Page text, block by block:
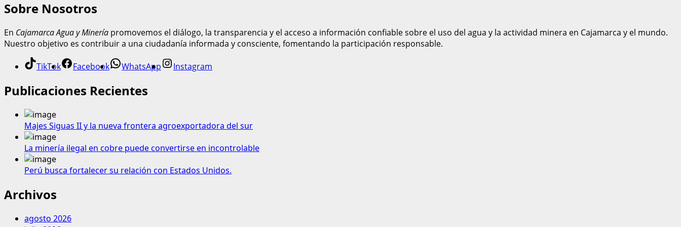
Sobre Nosotros
En Cajamarca Agua y Minería promovemos el diálogo, la transparencia y el acceso a información confiable sobre el uso del agua y la actividad minera en Cajamarca y el mundo.
Nuestro objetivo es contribuir a una ciudadanía informada y consciente, fomentando la participación responsable.
TikTok Facebook WhatsApp Instagram
Publicaciones Recientes
Majes Siguas II y la nueva frontera agroexportadora del sur
La minería ilegal en cobre puede convertirse en incontrolable
Perú busca fortalecer su relación con Estados Unidos.
Archivos
agosto 2026